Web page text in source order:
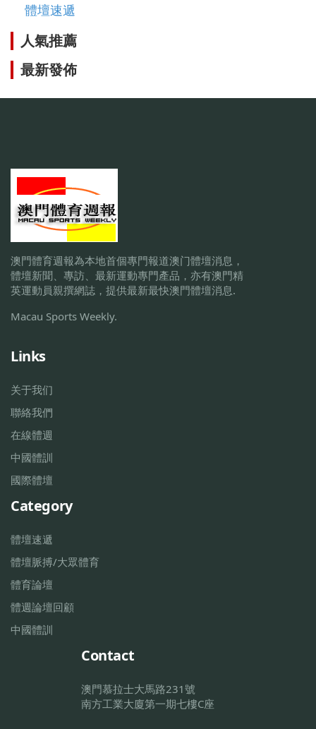
體壇速遞
人氣推薦
最新發佈
澳門體育週報為本地首個專門報道澳门體壇消息，
體壇新聞、專訪、最新運動專門產品，亦有澳門精
英運動員親撰網誌，提供最新最快澳門體壇消息.
Macau Sports Weekly.
Links
关于我们
聯絡我們
在線體週
中國體訓
國際體壇
Category
體壇速遞
體壇脈搏/大眾體育
體育論壇
體週論壇回顧
中國體訓
Contact
澳門慕拉士大馬路231號
南方工業大廈第一期七樓C座